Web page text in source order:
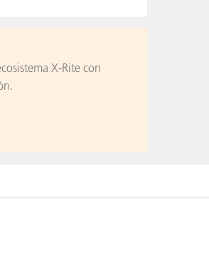
X-Rite con